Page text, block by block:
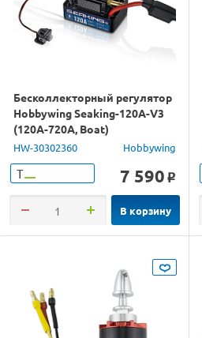
Бесколлекторный регулятор
Hobbywing Seaking-120A-V3
(120A-720A, Boat)
влагозащищённый
HW-30302360 Hobbywing
Т 7 590 o
В корзину